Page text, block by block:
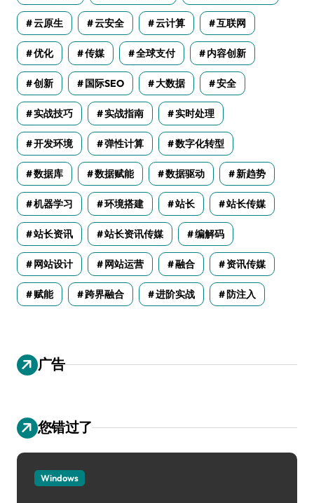
云原生 云安全 云计算 互联网
优化 传媒 全球支付 内容创新
创新 国际SEO 大数据 安全
实战技巧 实战指南 实时处理
开发环境 弹性计算 数字化转型
数据库 数据赋能 数据驱动 新趋势
机器学习 环境搭建 站长 站长传媒
站长资讯 站长资讯传媒 编解码
网站设计 网站运营 融合 资讯传媒
赋能 跨界融合 进阶实战 防注入
广告
您错过了
Windows